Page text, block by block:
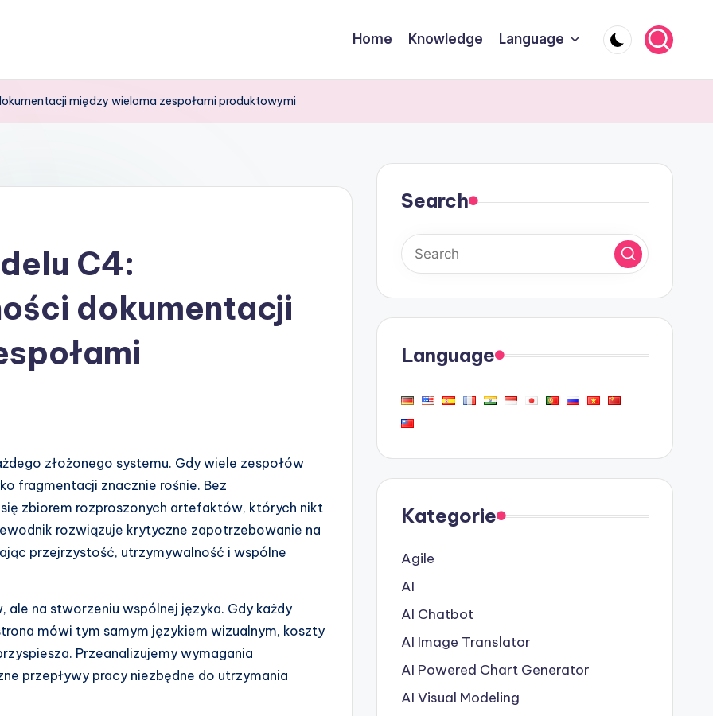
Home Knowledge Language
między wieloma zespołami produktowymi
C4:
dokumentacji
złożonego systemu. Gdy wiele zespołów
fragmentacji znacznie rośnie. Bez
zbiorem rozproszonych artefaktów, których nikt
rozwiązuje krytyczne zapotrzebowanie na
przejrzystość, utrzymywalność i wspólne
na stworzeniu wspólnej języka. Gdy każdy
mówi tym samym językiem wizualnym, koszty
Przeanalizujemy wymagania
przepływy pracy niezbędne do utrzymania
Search
Language
Kategorie
Agile
AI
AI Chatbot
AI Image Translator
AI Powered Chart Generator
AI Visual Modeling